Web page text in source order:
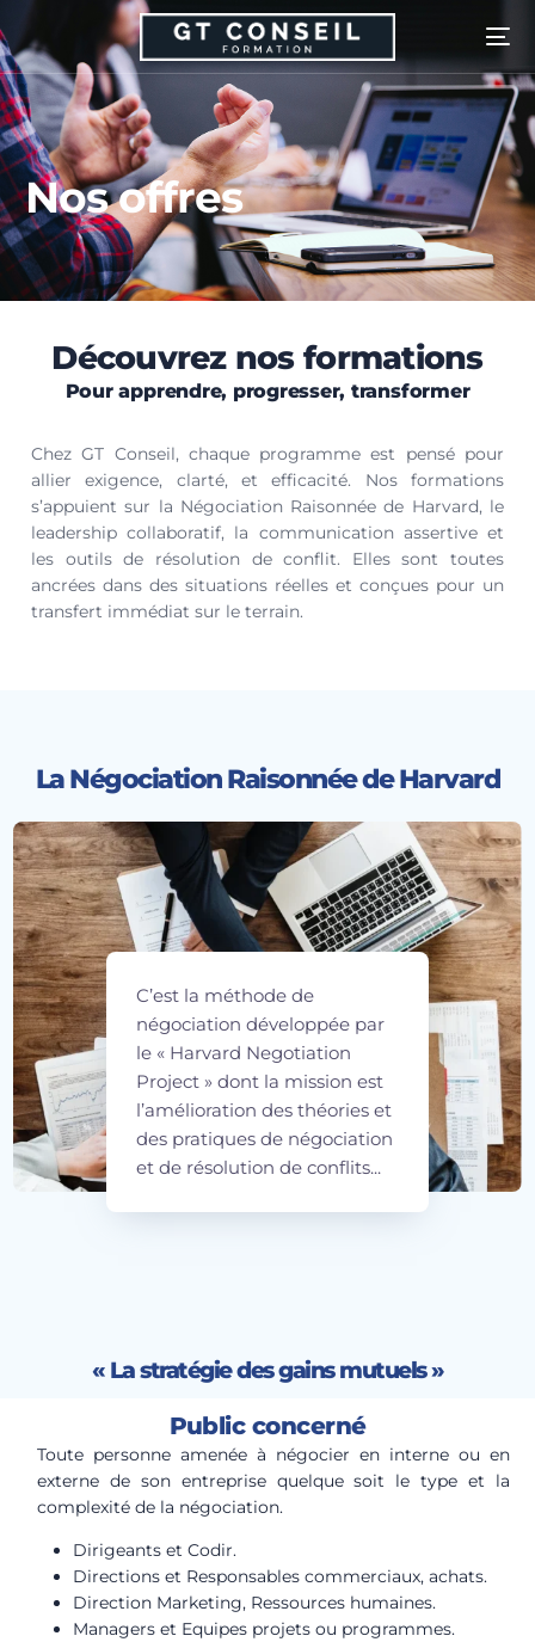
Nos offres
Découvrez nos formations
Pour apprendre, progresser, transformer
Chez GT Conseil, chaque programme est pensé pour
allier exigence, clarté, et efficacité. Nos formations
s’appuient sur la Négociation Raisonnée de Harvard, le
leadership collaboratif, la communication assertive et
les outils de résolution de conflit. Elles sont toutes
ancrées dans des situations réelles et conçues pour un
transfert immédiat sur le terrain.
La Négociation Raisonnée de Harvard
C’est la méthode de
négociation développée par
le « Harvard Negotiation
Project » dont la mission est
l’amélioration des théories et
des pratiques de négociation
et de résolution de conflits...
« La stratégie des gains mutuels »
Public concerné
Toute personne amenée à négocier en interne ou en
externe de son entreprise quelque soit le type et la
complexité de la négociation.
Dirigeants et Codir.
Directions et Responsables commerciaux, achats.
Direction Marketing, Ressources humaines.
Managers et Equipes projets ou programmes.